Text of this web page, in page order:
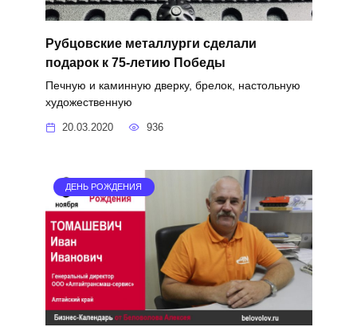
Рубцовские металлурги сделали
подарок к 75-летию Победы
Печную и каминную дверку, брелок, настольную
художественную
20.03.2020 936
ДЕНЬ РОЖДЕНИЯ